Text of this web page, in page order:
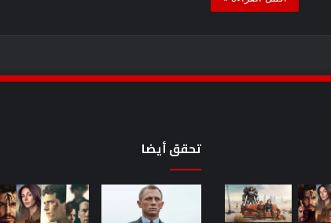
أحدث
سلسلة
تم
عرض
تحقق أيضا